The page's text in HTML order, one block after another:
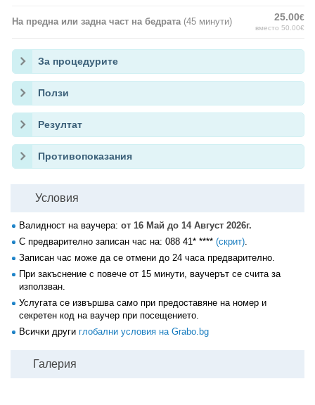
На предна или задна част на бедрата (45 минути) 25.00€
вместо 50.00€
За процедурите
Ползи
Резултат
Противопоказания
Условия
Валидност на ваучера: от 16 Май до 14 Август 2026г.
С предварително записан час на: 088 41* **** (скрит).
Записан час може да се отмени до 24 часа предварително.
При закъснение с повече от 15 минути, ваучерът се счита за
използван.
Услугата се извършва само при предоставяне на номер и
секретен код на ваучер при посещението.
Всички други глобални условия на Grabo.bg
Галерия